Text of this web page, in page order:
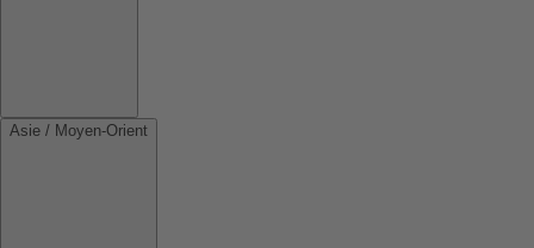
Asie / Moyen-Orient